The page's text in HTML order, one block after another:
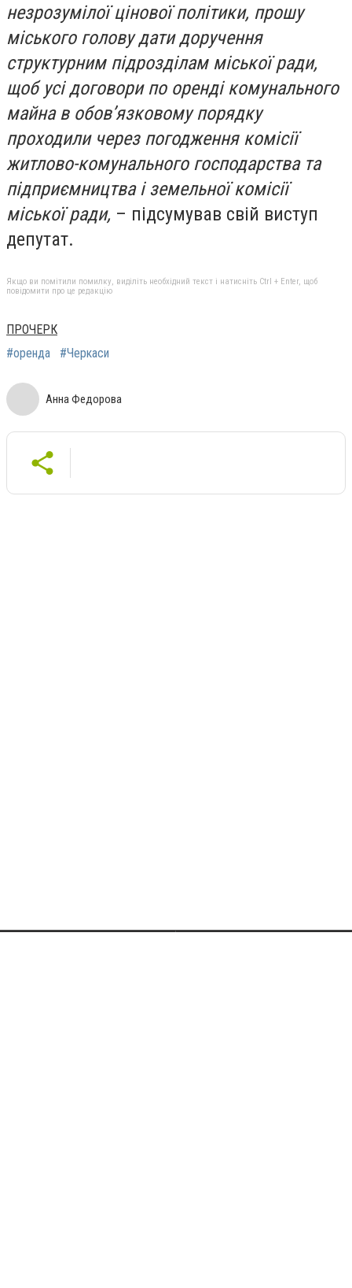
незрозумілої цінової політики, прошу
міського голову дати доручення
структурним підрозділам міської ради,
щоб усі договори по оренді комунального
майна в обов’язковому порядку
проходили через погодження комісії
житлово-комунального господарства та
підприємництва і земельної комісії
міської ради, – підсумував свій виступ
депутат.
Якщо ви помітили помилку, виділіть необхідний текст і натисніть Ctrl + Enter, щоб
повідомити про це редакцію
ПРОЧЕРК
#оренда
#Черкаси
Анна Федорова